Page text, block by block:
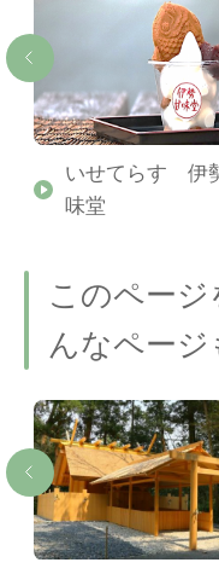
いせてらす 伊
味堂
このページ
んなペー